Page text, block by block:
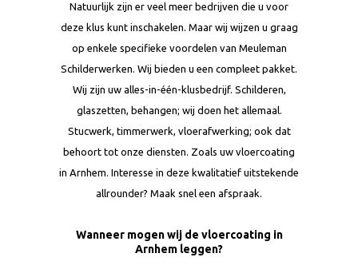
Natuurlijk zijn er veel meer bedrijven die u voor
deze klus kunt inschakelen. Maar wij wijzen u graag
op enkele specifieke voordelen van Meuleman
Schilderwerken. Wij bieden u een compleet pakket.
Wij zijn uw alles-in-één-klusbedrijf. Schilderen,
glaszetten, behangen; wij doen het allemaal.
Stucwerk, timmerwerk, vloerafwerking; ook dat
behoort tot onze diensten. Zoals uw vloercoating
in Arnhem. Interesse in deze kwalitatief uitstekende
allrounder? Maak snel een afspraak.
Wanneer mogen wij de vloercoating in
Arnhem leggen?